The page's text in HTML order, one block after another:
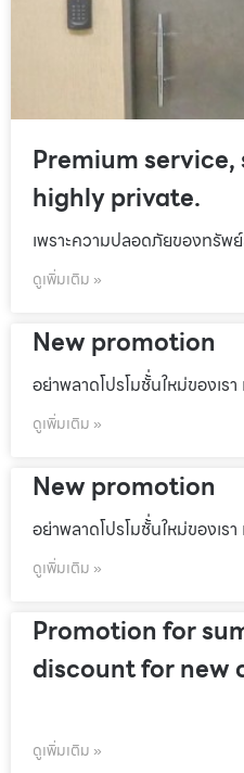
Premium service,
highly private.
เพราะความปลอดภัยของทรัพ
ดูเพิ่มเติม »
New promotion
อย่าพลาดโปรโมชั้่นใหม่ของเรา
ดูเพิ่มเติม »
New promotion
อย่าพลาดโปรโมชั้่นใหม่ของเรา
ดูเพิ่มเติม »
Promotion for
discount for new
ดูเพิ่มเติม »